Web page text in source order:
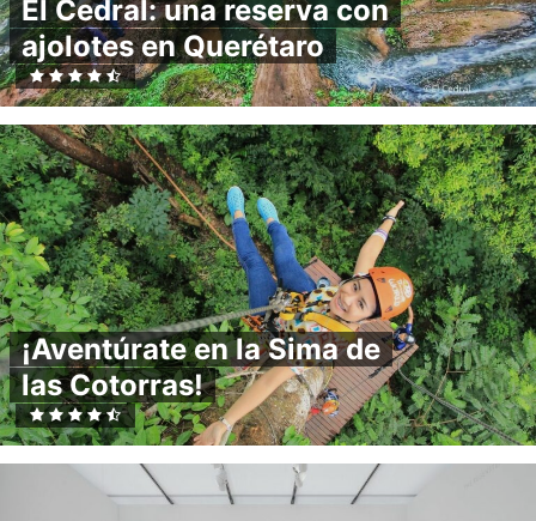
El Cedral: una reserva con
ajolotes en Querétaro
¡Aventúrate en la Sima de
las Cotorras!